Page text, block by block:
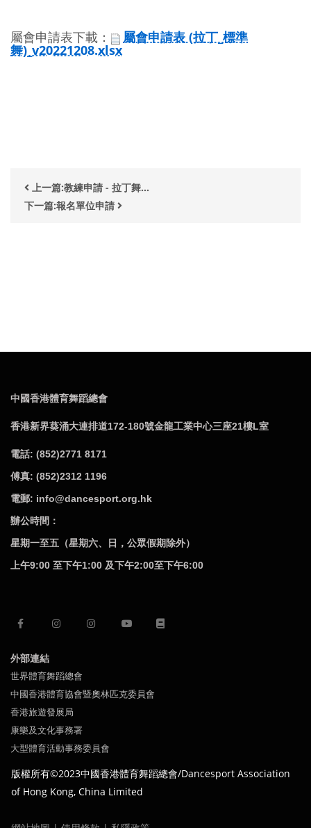
屬會申請表下載：
屬會申請表 (拉丁_標準
舞)_v20221208.xlsx
上一篇:教練申請 - 拉丁舞...
下一篇:報名單位申請
中國香港體育舞蹈總會
香港新界葵涌大連排道172-180號金龍工業中心三座21樓L室
電話: (852)2771 8171
傅真: (852)2312 1196
電郵: info@dancesport.org.hk
辦公時間：
星期一至五（星期六、日，公眾假期除外）
上午9:00 至下午1:00 及下午2:00至下午6:00
外部連結
世界體育舞蹈總會
中國香港體育協會暨奧林匹克委員會
香港旅遊發展局
康樂及文化事務署
大型體育活動事務委員會
版權所有©2023中國香港體育舞蹈總會/Dancesport Association
of Hong Kong, China Limited